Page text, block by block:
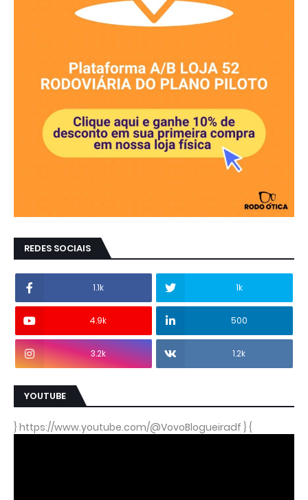
REDES SOCIAIS
1.1k 1k
4.9k 500
3.2k 1.2k
YOUTUBE
} https://www.youtube.com/@VovoBlogueiradf } {